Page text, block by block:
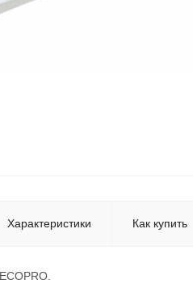
Характеристики Как купить